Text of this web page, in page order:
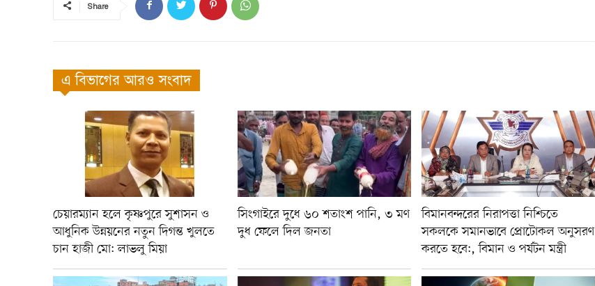
Share
এ বিভাগের আরও সংবাদ
চেয়ারম্যান হলে কৃষ্ণপুরে সুশাসন ও
আধুনিক উন্নয়নের নতুন দিগন্ত খুলতে
চান হাজী মো: লাভলু মিয়া
সিংগাইরে দুধে ৬০ শতাংশ পানি, ৩ মণ
দুধ ফেলে দিল জনতা
বিমানবন্দরের নিরাপত্তা নিশ্চিতে
সকলকে সমানভাবে প্রোটোকল অনুসরণ
করতে হবে:, বিমান ও পর্যটন মন্ত্রী